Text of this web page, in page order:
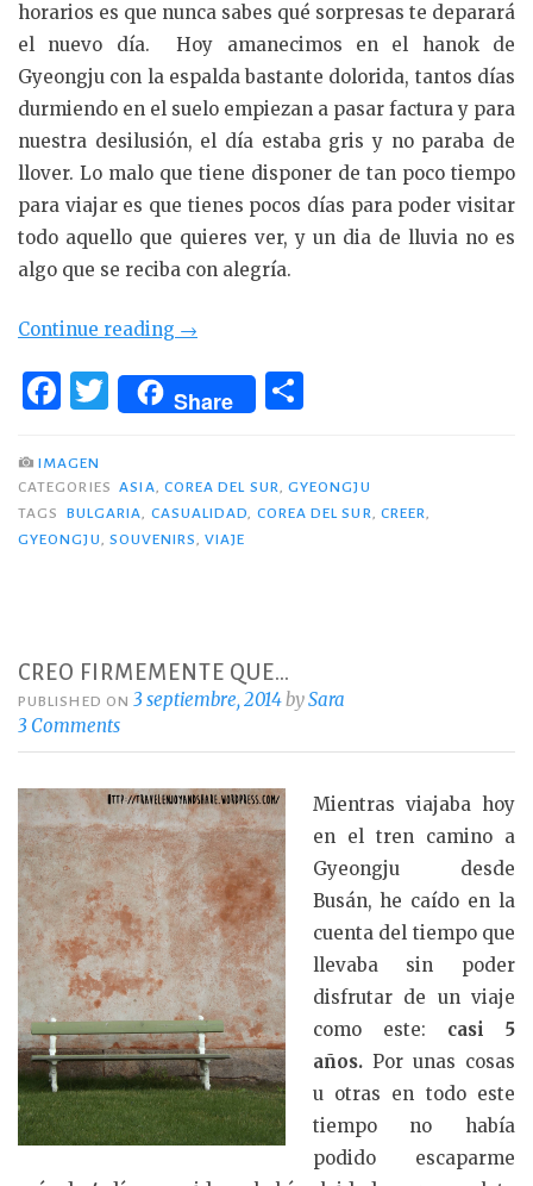
horarios es que nunca sabes qué sorpresas te deparará
el nuevo día. Hoy amanecimos en el hanok de
Gyeongju con la espalda bastante dolorida, tantos días
durmiendo en el suelo empiezan a pasar factura y para
nuestra desilusión, el día estaba gris y no paraba de
llover. Lo malo que tiene disponer de tan poco tiempo
para viajar es que tienes pocos días para poder visitar
todo aquello que quieres ver, y un dia de lluvia no es
algo que se reciba con alegría.
Continue reading «Gyeongju
de
con
souvenirs
búlgaros
→
F
c
e
b
k
T
w
te
r
Share
p
IMAGEN
CATEGORIES ASIA, COREA DEL SUR, GYEONGJU
TAGS
BULGARIA, CASUALIDAD, COREA DEL SUR, CREER,
GYEONGJU, SOUVENIRS, VIAJE
CREO FIRMEMENTE QUE…
PUBLISHED ON3 septiembre, 2014bySara
3 Comments
Mientras viajaba hoy
en el tren camino a
Gyeongju desde
Busán, he caído en la
cuenta del tiempo que
llevaba sin poder
disfrutar de un viaje
como este: casi 5
años. Por unas cosas
u otras en todo este
tiempo no había
podido escaparme